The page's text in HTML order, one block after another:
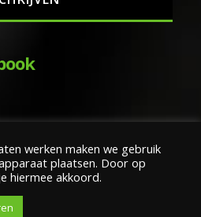
|
Disclaimer
werken maken we gebruik
plaatsen. Door op
hiermee akkoord.